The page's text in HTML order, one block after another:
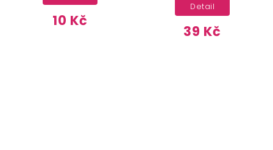
10 Kč
39 Kč
Detail